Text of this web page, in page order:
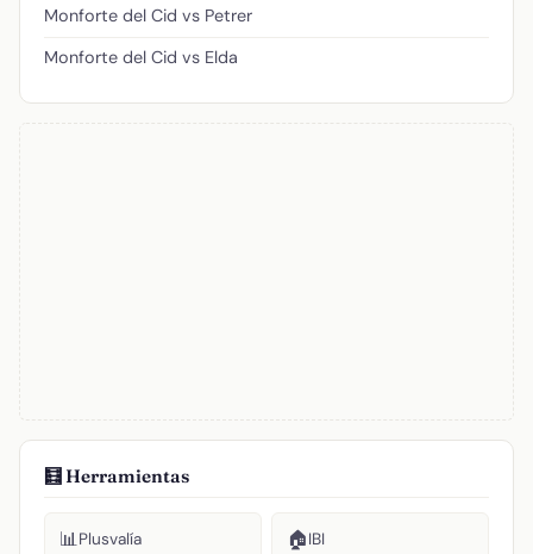
Monforte del Cid vs Petrer
Monforte del Cid vs Elda
🧮 Herramientas
📊Plusvalía 🏠IBI